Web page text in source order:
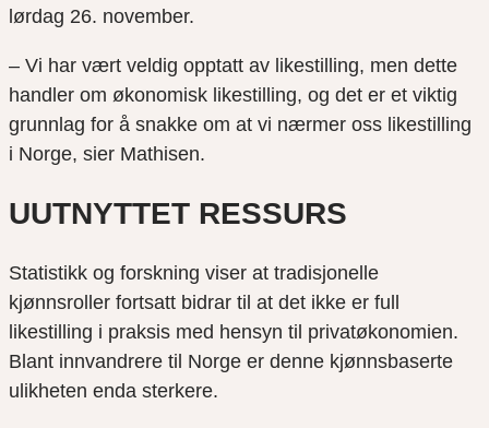
lørdag 26. november.
– Vi har vært veldig opptatt av likestilling, men dette
handler om økonomisk likestilling, og det er et viktig
grunnlag for å snakke om at vi nærmer oss likestilling
i Norge, sier Mathisen.
UUTNYTTET RESSURS
Statistikk og forskning viser at tradisjonelle
kjønnsroller fortsatt bidrar til at det ikke er full
likestilling i praksis med hensyn til privatøkonomien.
Blant innvandrere til Norge er denne kjønnsbaserte
ulikheten enda sterkere.